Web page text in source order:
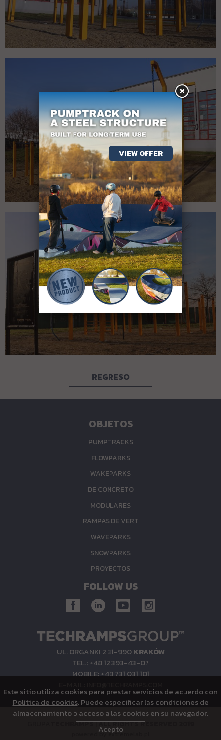
REGRESO
OBJETOS
PUMPTRACKS
FLOWPARKS
WAKEPARKS
DE CONCRETO
MODULARES
RAMPAS DE VERT
WAVEPARKS
SNOWPARKS
PROYECTOS
FOLLOW US
UL. ORGANKI 2 31-990KRAKÓW
TEL.: +48 12 393-43-07
MOBILE: +48 731 031 101
TECHRAMPS|ALL RIGHTS RESERVED 2019
powered byextremelab.pl
Este sitio utiliza cookies para prestar servicios de acuerdo con
Política de cookies. Puede especificar las condiciones de
almacenamiento o acceso a las cookies en su navegador.
Acepto
VIEW OFFER